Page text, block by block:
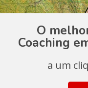
O
Coaching
a um